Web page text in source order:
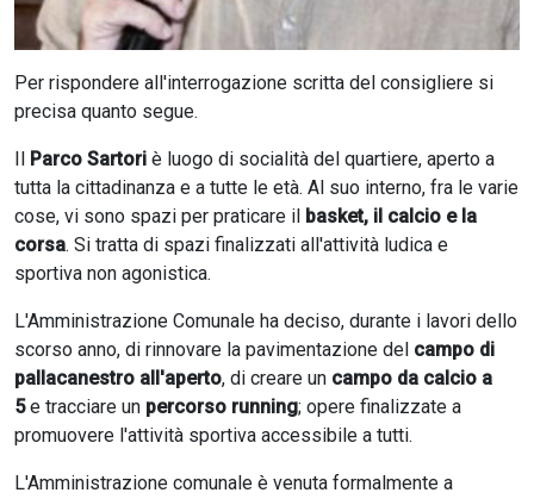
Per rispondere all'interrogazione scritta del consigliere si
precisa quanto segue.
Il Parco Sartori è luogo di socialità del quartiere, aperto a
tutta la cittadinanza e a tutte le età. Al suo interno, fra le varie
cose, vi sono spazi per praticare il basket, il calcio e la
corsa. Si tratta di spazi finalizzati all'attività ludica e
sportiva non agonistica.
L'Amministrazione Comunale ha deciso, durante i lavori dello
scorso anno, di rinnovare la pavimentazione del campo di
pallacanestro all'aperto, di creare un campo da calcio a
5e tracciare un percorso running; opere finalizzate a
promuovere l'attività sportiva accessibile a tutti.
L'Amministrazione comunale è venuta formalmente a